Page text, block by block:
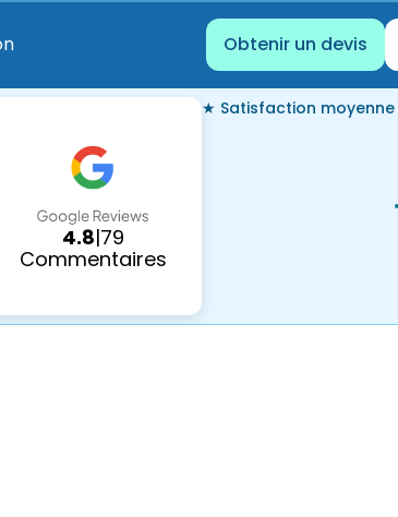
Obtenir un devis
4.8|79
Commentaires
★ Satisfaction moyenne